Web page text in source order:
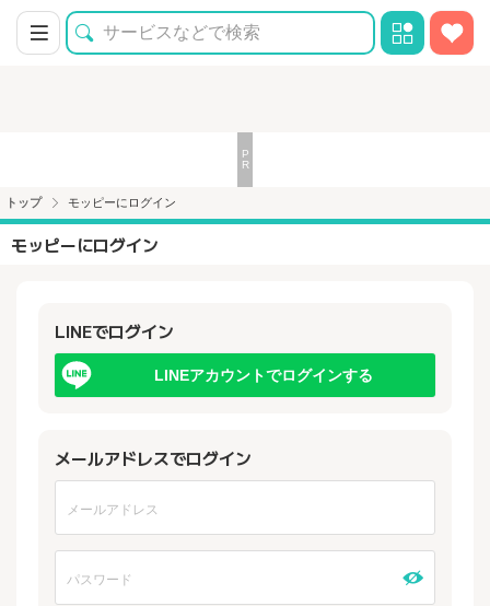
トップ モッピーにログイン
モッピーにログイン
LINEでログイン
LINEアカウントでログインする
メールアドレスでログイン